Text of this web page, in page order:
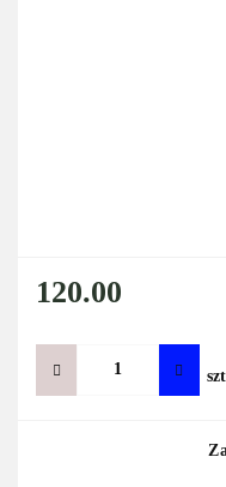
120.00